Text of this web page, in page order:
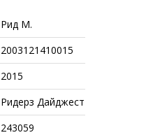
Рид М.
2003121410015
2015
Ридерз Дайджест
243059